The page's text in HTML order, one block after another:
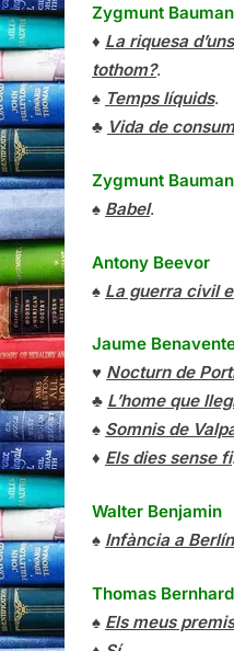
Zygmunt Bauman
♦ La riquesa
tothom?.
♠ Temps líquids.
♣ Vida de consum
Zygmunt Bauman
♠ Babel.
Antony Beevor
♠ La guerra civil
Jaume
♥ Nocturn de
♣ L’home que
♠ Somnis de
♦ Els dies sense fi.
Walter Benjamin
♠ Infància a
Thomas Bernhard
♠ Els meus premis